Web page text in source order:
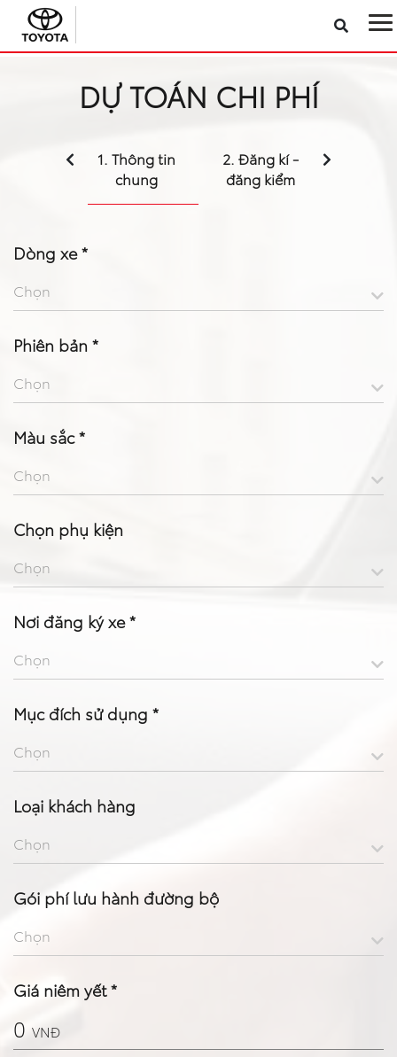
DỰ TOÁN CHI PHÍ
1. Thông tin
chung
2. Đăng kí -
đăng kiểm
3. Bảo hiểm
Dòng xe *
Chọn
Phiên bản *
Chọn
Màu sắc *
Chọn
Chọn phụ kiện
Chọn
Nơi đăng ký xe *
Chọn
Mục đích sử dụng *
Chọn
Loại khách hàng
Chọn
Gói phí lưu hành đường bộ
Chọn
Giá niêm yết *
0 VNĐ